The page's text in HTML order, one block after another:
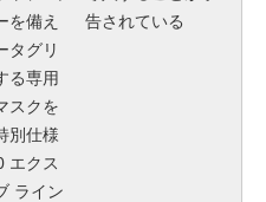
を備え
タグリ
る専用
スクを
別仕様
エクス
ライン
告されている